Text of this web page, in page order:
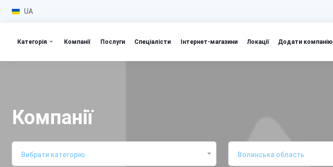
UA
Категорія Компанії Послуги Спеціалісти Інтернет-магазини Локації Додати компанію
Компанії
Вибрати категорію Волинська область